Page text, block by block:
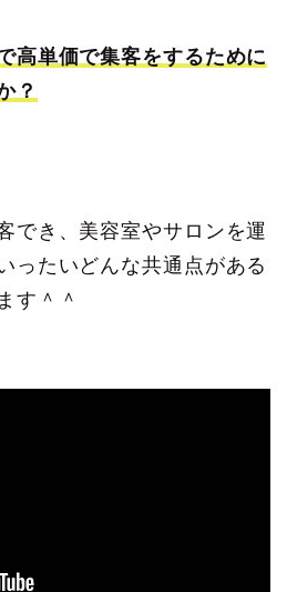
高単価で集客をするために
？
でき、美容室やサロンを運
ったいどんな共通点がある
す＾＾